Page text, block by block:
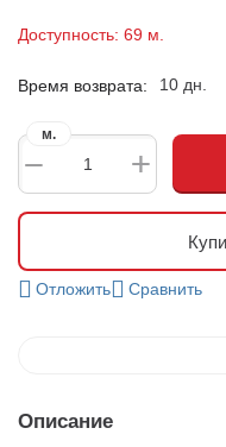
Доступность: 69 м.
Время возврата: 10 дн.
+
−
м.
Отложить Сравнить
Описание